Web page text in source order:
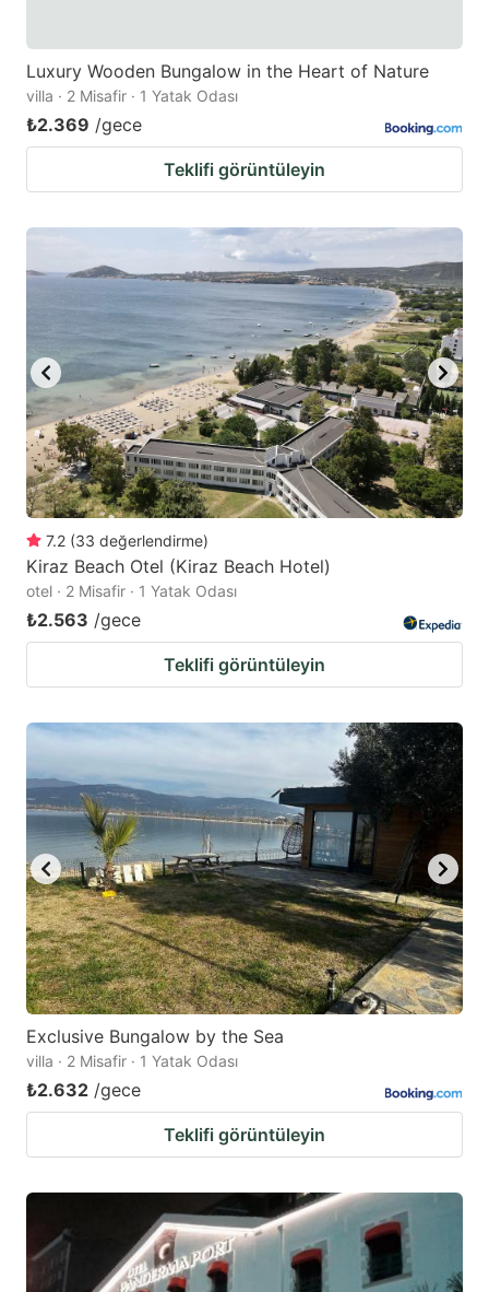
Luxury Wooden Bungalow in the Heart of Nature
villa · 2 Misafir · 1 Yatak Odası
₺2.369 /gece
Teklifi görüntüleyin
7.2 (33 değerlendirme)
Kiraz Beach Otel (Kiraz Beach Hotel)
otel · 2 Misafir · 1 Yatak Odası
₺2.563 /gece
Teklifi görüntüleyin
Exclusive Bungalow by the Sea
villa · 2 Misafir · 1 Yatak Odası
₺2.632 /gece
Teklifi görüntüleyin